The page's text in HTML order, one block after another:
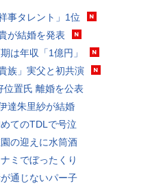
事タレント」1位
が結婚を発表
は年収「1億円」
族」実父と初共演
位置氏 離婚を公表
達朱里紗が結婚
てのTDLで号泣
の迎えに水筒酒
ミでぼったくり
通じないパー子